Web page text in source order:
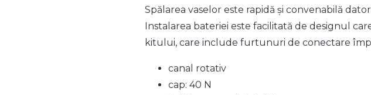
Spălarea vaselor este rapidă și convenabilă
Instalarea bateriei este facilitată de designul
kitului, care include furtunuri de conectare
canal rotativ
cap: 40 N